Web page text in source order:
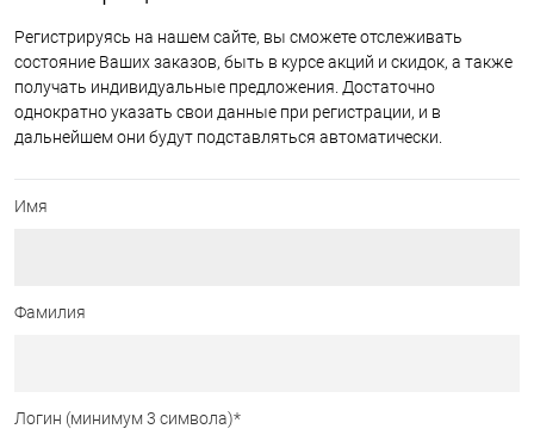
Регистрируясь на нашем сайте, вы сможете отслеживать
состояние Ваших заказов, быть в курсе акций и скидок, а также
получать индивидуальные предложения. Достаточно
однократно указать свои данные при регистрации, и в
дальнейшем они будут подставляться автоматически.
Имя
Фамилия
Логин (минимум 3 символа)*